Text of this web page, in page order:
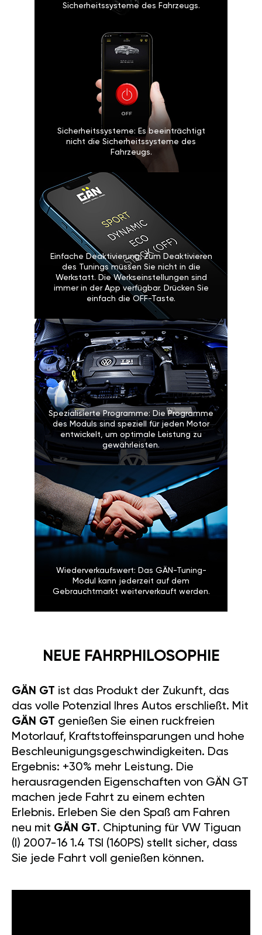
Sicherheitssysteme des Fahrzeugs.
Sicherheitssysteme: Es beeinträchtigt
nicht die Sicherheitssysteme des
Fahrzeugs.
Einfache Deaktivierung: Zum Deaktivieren
des Tunings müssen Sie nicht in die
Werkstatt. Die Werkseinstellungen sind
immer in der App verfügbar. Drücken Sie
einfach die OFF-Taste.
Spezialisierte Programme: Die Programme
des Moduls sind speziell für jeden Motor
entwickelt, um optimale Leistung zu
gewährleisten.
Wiederverkaufswert: Das GÄN-Tuning-
Modul kann jederzeit auf dem
Gebrauchtmarkt weiterverkauft werden.
NEUE FAHRPHILOSOPHIE
GÄN GT ist das Produkt der Zukunft, das
das volle Potenzial Ihres Autos erschließt. Mit
GÄN GT genießen Sie einen ruckfreien
Motorlauf, Kraftstoffeinsparungen und hohe
Beschleunigungsgeschwindigkeiten. Das
Ergebnis: +30% mehr Leistung. Die
herausragenden Eigenschaften von GÄN GT
machen jede Fahrt zu einem echten
Erlebnis. Erleben Sie den Spaß am Fahren
neu mit GÄN GT. Chiptuning für VW Tiguan
(I) 2007-16 1.4 TSI (160PS) stellt sicher, dass
Sie jede Fahrt voll genießen können.